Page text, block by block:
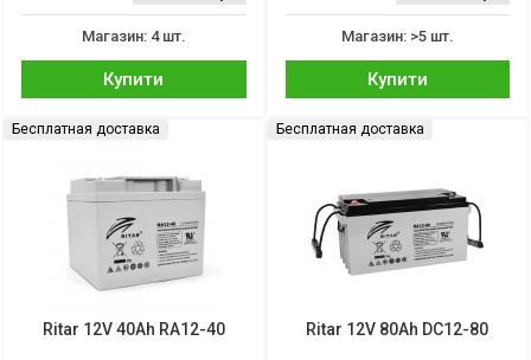
Магазин: 4 шт.
Купити
Магазин: >5 шт.
Купити
Бесплатная доставка
Ritar 12V 40Ah RA12-40
Бесплатная доставка
Ritar 12V 80Ah DC12-80